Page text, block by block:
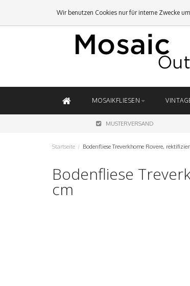
MOSAIKFLIESEN
MUSTERVERSAND
Startseite / Bodenfliese Treverkhome Rovere,
Bodenfliese
cm
Wir benutzen Cookies nur für interne Zwecke